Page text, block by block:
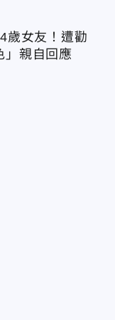
歲女友！遭勸
」親自回應